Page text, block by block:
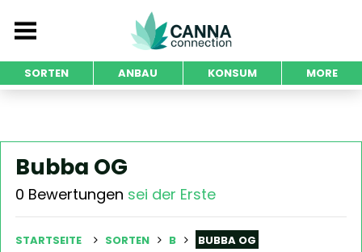
SORTEN ANBAU KONSUM MORE
Bubba OG
0 Bewertungen sei der Erste
STARTSEITE SORTEN B BUBBA OG